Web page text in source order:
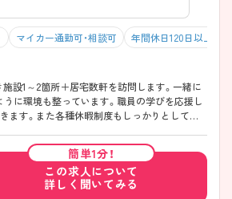
マイカー通勤可・相談可 年間休日120日以上
施設1～2箇所＋居宅数軒を訪問します。一緒に
に環境も整っています。職員の学びを応援し
ます。また各種休暇制度もしっかりとしてお
ポイントなど、さらに詳細をお伝えいたします
い。
簡単1分！
この求人について
詳しく聞いてみる